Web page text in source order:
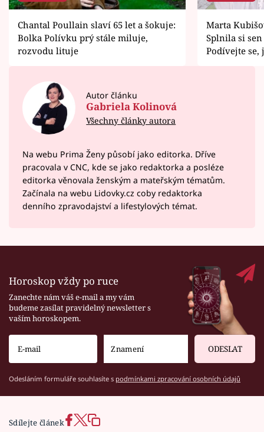
Chantal Poullain slaví 65 let a šokuje:
Bolka Polívku prý stále miluje,
rozvodu lituje
Marta
Splnila si
Podívejte
Autor článku
Gabriela Kolinová
Všechny články autora
Na webu Prima Ženy působí jako editorka. Dříve
pracovala v CNC, kde se jako redaktorka a posléze
editorka věnovala ženským a mateřským tématům.
Začínala na webu Lidovky.cz coby redaktorka
denního zpravodajství a lifestylových témat.
Horoskop vždy po ruce
Zanechte nám váš e-mail a my vám
budeme zasílat pravidelný newsletter s
vaším horoskopem.
ODESLAT
Odesláním formuláře souhlasíte s podmínkami zpracování osobních údajů
Sdílejte článek